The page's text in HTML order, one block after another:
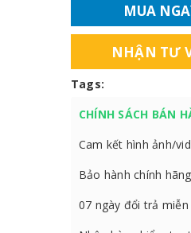
MUA
NHẬN TƯ
Tags:
CHÍNH SÁCH BÁN
Cam kết hình ảnh/
Bảo hành chính
07 ngày đổi trả